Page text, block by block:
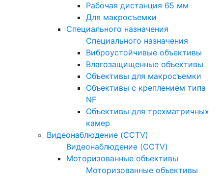
Рабочая дистанция 65 мм
Для макросъемки
Специального назначения
Специального назначения
Виброустойчивые объективы
Влагозащищенные объективы
Объективы для макросъемки
Объективы с креплением типа
NF
Объективы для трехматричных
камер
Видеонаблюдение (CCTV)
Видеонаблюдение (CCTV)
Моторизованные объективы
Моторизованные объективы